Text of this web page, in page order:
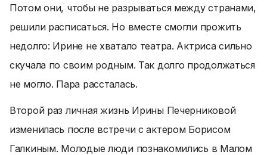
Потом они, чтобы не разрываться между странами,
решили расписаться. Но вместе смогли прожить
недолго: Ирине не хватало театра. Актриса сильно
скучала по своим родным. Так долго продолжаться
не могло. Пара рассталась.
Второй раз личная жизнь Ирины Печерниковой
изменилась после встречи с актером Борисом
Галкиным. Молодые люди познакомились в Малом